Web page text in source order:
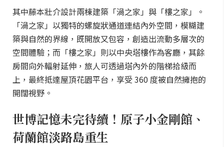
其中藤本壯介設計兩棟建築「渦之家」與「樓之家」。
「渦之家」以獨特的螺旋狀通道連結內外空間，模糊建
築與自然的界線，既開放又包容，創造出流動多層次的
空間體驗；而「樓之家」則以中央塔樓作為客廳，其餘
房間向外輻射延伸，旅人可透過塔內外的階梯拾級而
上，最終抵達屋頂花園平台，享受 360 度被自然擁抱的
開闊視野。
世博記憶未完待續！原子小金剛館、
荷蘭館淡路島重生